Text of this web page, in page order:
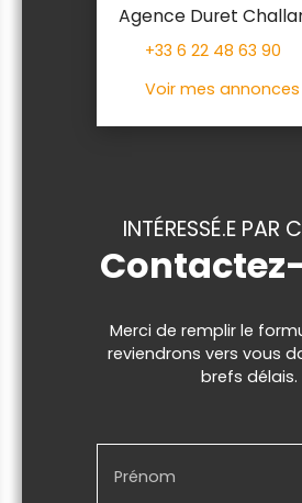
Agence Duret
+33 6 22 48 63 90
Voir mes annonces
INTÉRESSÉ.E PAR
Merci de remplir le
reviendrons vers vous
brefs délais.
Prénom